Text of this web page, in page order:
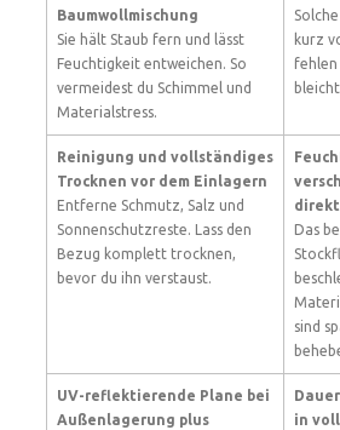
Baumwollmischung
Sie hält Staub fern und lässt
Feuchtigkeit entweichen. So
vermeidest du Schimmel und
Materialstress.
kurz
Reinigung und vollständiges
Trocknen vor dem Einlagern
Entferne Schmutz, Salz und
Sonnenschutzreste. Lass den
Bezug komplett trocknen,
bevor du ihn verstaust.
Das
sind
UV-reflektierende Plane bei
Außenlagerung plus
in